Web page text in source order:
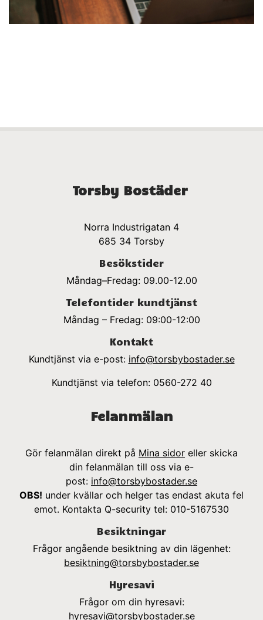
Torsby Bostäder
Norra Industrigatan 4
685 34 Torsby
Besökstider
Måndag–Fredag: 09.00-12.00
Telefontider kundtjänst
Måndag – Fredag: 09:00-12:00
Kontakt
Kundtjänst via e-post: info@torsbybostader.se
Kundtjänst via telefon: 0560-272 40
Felanmälan
Gör felanmälan direkt på Mina sidor eller skicka
din felanmälan till oss via e-
post: info@torsbybostader.se
OBS! under kvällar och helger tas endast akuta fel
emot. Kontakta Q-security tel: 010-5167530
Besiktningar
Frågor angående besiktning av din lägenhet:
besiktning@torsbybostader.se
Hyresavi
Frågor om din hyresavi:
hyresavi@torsbybostader.se